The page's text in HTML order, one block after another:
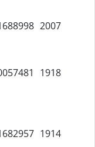
2007
1918
1914